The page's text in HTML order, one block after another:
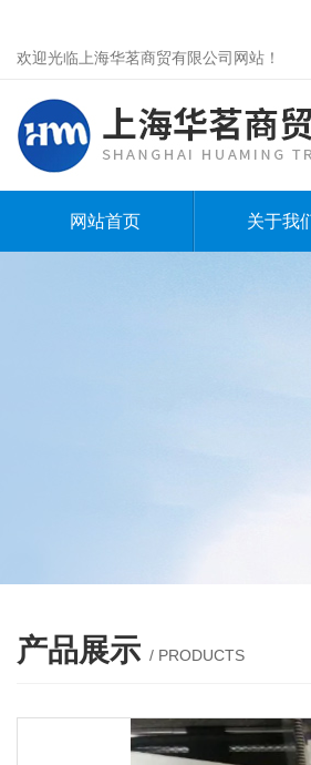
欢迎光临上海华茗商贸有限公司网站！
网站首页 关于我
产品展示 / PRODUCTS